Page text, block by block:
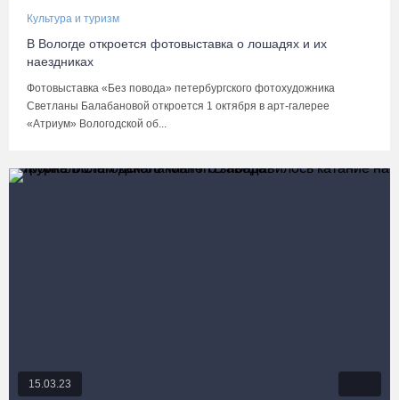
Культура и туризм
В Вологде откроется фотовыставка о лошадях и их
наездниках
Фотовыставка «Без повода» петербургского фотохудожника
Светланы Балабановой откроется 1 октября в арт-галерее
«Атриум» Вологодской об...
15.03.23